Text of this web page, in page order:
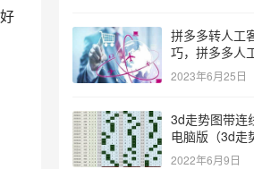
拼多多转人工
巧，拼多多人
9541344？
2023年6月25日
3d走势图带连
电脑版（3d走
图彩宝网手机版
2022年6月9日